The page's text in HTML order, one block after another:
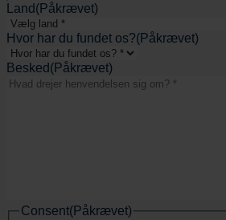
Land (Påkrævet)
Hvor har du fundet os?(Påkrævet)
Besked (Påkrævet)
Consent(Påkrævet)